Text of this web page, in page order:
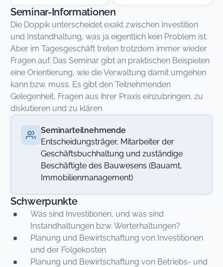
Seminar-Informationen
Die Doppik unterscheidet exakt zwischen Investition
und Instandhaltung, was ja eigentlich kein Problem ist.
Aber im Tagesgeschäft treten trotzdem immer wieder
Fragen auf. Das Seminar gibt an praktischen Beispielen
eine Orientierung, wie die Verwaltung damit umgehen
kann bzw. muss. Es gibt den Teilnehmenden
Gelegenheit, Fragen aus ihrer Praxis einzubringen, zu
diskutieren und zu klären.
Seminarteilnehmende
Entscheidungsträger, Mitarbeiter der
Geschäftsbuchhaltung und zuständige
Beschäftigte des Bauwesens (Bauamt,
Immobilienmanagement)
Schwerpunkte
Was sind Investitionen, und was sind
Instandhaltungen bzw. Werterhaltungen?
Planung und Bewirtschaftung von Investitionen
und der Folgekosten
Planung und Bewirtschaftung von Betriebs- und